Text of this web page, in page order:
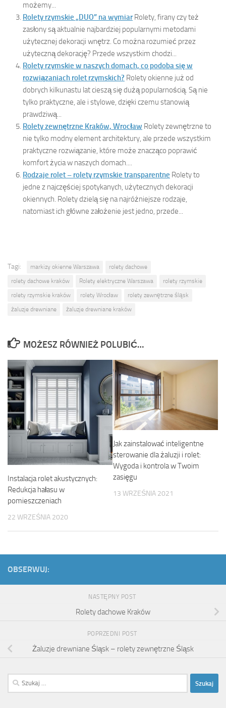
możemy...
Rolety rzymskie „DUO” na wymiar Rolety, firany czy też
zasłony są aktualnie najbardziej popularnymi metodami
użytecznej dekoracji wnętrz. Co można rozumieć przez
użyteczną dekorację? Przede wszystkim chodzi...
Rolety rzymskie w naszych domach, co podoba się w
rozwiązaniach rolet rzymskich? Rolety okienne już od
dobrych kilkunastu lat cieszą się dużą popularnością. Są nie
tylko praktyczne, ale i stylowe, dzięki czemu stanowią
prawdziwą...
Rolety zewnętrzne Kraków, Wrocław Rolety zewnętrzne to
nie tylko modny element architektury, ale przede wszystkim
praktyczne rozwiązanie, które może znacząco poprawić
komfort życia w naszych domach....
Rodzaje rolet – rolety rzymskie transparentne Rolety to
jedne z najczęściej spotykanych, użytecznych dekoracji
okiennych. Rolety dzielą się na najróżniejsze rodzaje,
natomiast ich główne założenie jest jedno, przede...
Tagi: markizy okienne Warszawa
rolety dachowe
rolety dachowe kraków
Rolety elektryczne Warszawa
rolety rzymskie
rolety rzymskie kraków
rolety Wrocław
rolety zewnętrzne śląsk
żaluzje drewniane
żaluzje drewniane kraków
MOŻESZ RÓWNIEŻ POLUBIĆ…
Instalacja rolet akustycznych:
Redukcja hałasu w
pomieszczeniach
22 WRZEŚNIA 2020
Jak zainstalować inteligentne
sterowanie dla żaluzji i rolet:
Wygoda i kontrola w Twoim
zasięgu
13 WRZEŚNIA 2021
OBSERWUJ:
NASTĘPNY POST
Rolety dachowe Kraków
POPRZEDNI POST
Żaluzje drewniane Śląsk – rolety zewnętrzne Śląsk
Szukaj: